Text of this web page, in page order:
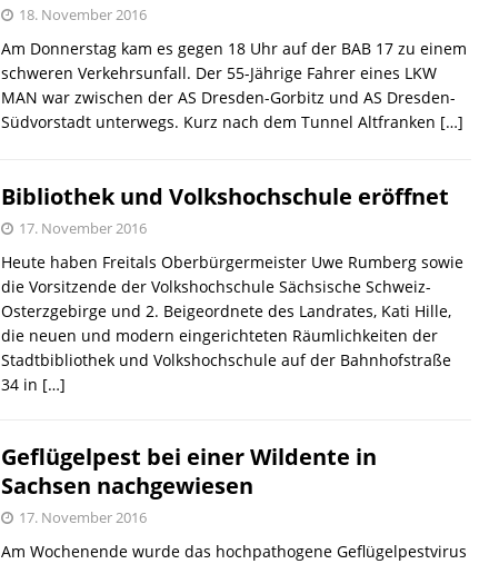
18. November 2016
Am Donnerstag kam es gegen 18 Uhr auf der BAB 17 zu einem
schweren Verkehrsunfall. Der 55-Jährige Fahrer eines LKW
MAN war zwischen der AS Dresden-Gorbitz und AS Dresden-
Südvorstadt unterwegs. Kurz nach dem Tunnel Altfranken […]
Bibliothek und Volkshochschule eröffnet
17. November 2016
Heute haben Freitals Oberbürgermeister Uwe Rumberg sowie
die Vorsitzende der Volkshochschule Sächsische Schweiz-
Osterzgebirge und 2. Beigeordnete des Landrates, Kati Hille,
die neuen und modern eingerichteten Räumlichkeiten der
Stadtbibliothek und Volkshochschule auf der Bahnhofstraße
34 in […]
Geflügelpest bei einer Wildente in
Sachsen nachgewiesen
17. November 2016
Am Wochenende wurde das hochpathogene Geflügelpestvirus